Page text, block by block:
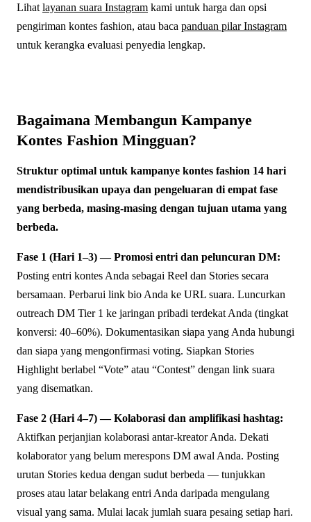
Lihat layanan suara Instagram kami untuk harga dan opsi
pengiriman kontes fashion, atau baca panduan pilar Instagram
untuk kerangka evaluasi penyedia lengkap.
Bagaimana Membangun Kampanye
Kontes Fashion Mingguan?
Struktur optimal untuk kampanye kontes fashion 14 hari
mendistribusikan upaya dan pengeluaran di empat fase
yang berbeda, masing-masing dengan tujuan utama yang
berbeda.
Fase 1 (Hari 1–3) — Promosi entri dan peluncuran DM:
Posting entri kontes Anda sebagai Reel dan Stories secara
bersamaan. Perbarui link bio Anda ke URL suara. Luncurkan
outreach DM Tier 1 ke jaringan pribadi terdekat Anda (tingkat
konversi: 40–60%). Dokumentasikan siapa yang Anda hubungi
dan siapa yang mengonfirmasi voting. Siapkan Stories
Highlight berlabel “Vote” atau “Contest” dengan link suara
yang disematkan.
Fase 2 (Hari 4–7) — Kolaborasi dan amplifikasi hashtag:
Aktifkan perjanjian kolaborasi antar-kreator Anda. Dekati
kolaborator yang belum merespons DM awal Anda. Posting
urutan Stories kedua dengan sudut berbeda — tunjukkan
proses atau latar belakang entri Anda daripada mengulang
visual yang sama. Mulai lacak jumlah suara pesaing setiap hari.